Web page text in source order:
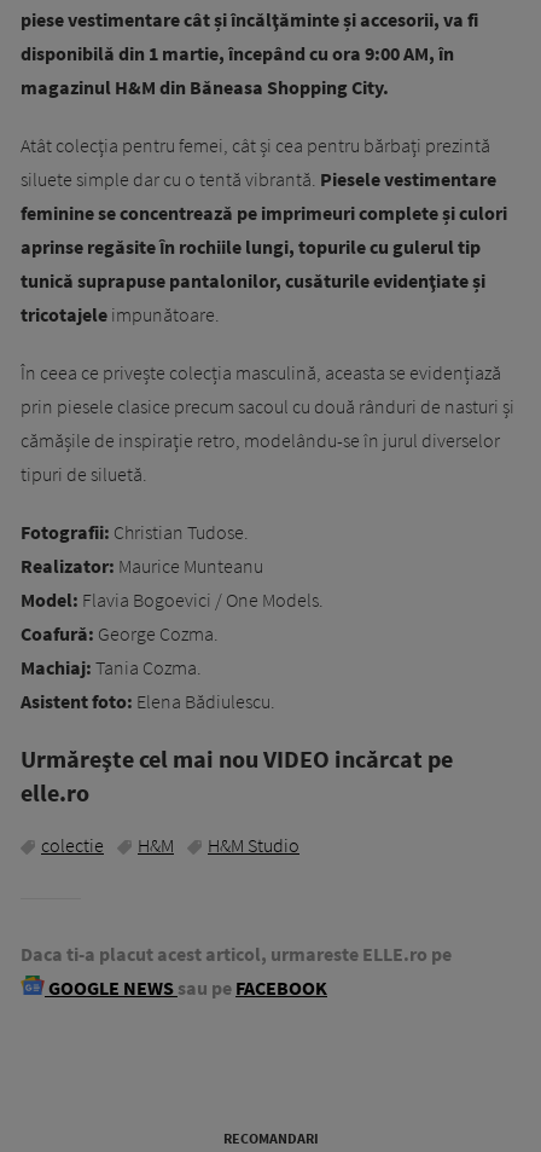
piese vestimentare cât și încălţăminte și accesorii, va fi
disponibilă din 1 martie, începând cu ora 9:00 AM, în
magazinul H&M din Băneasa Shopping City.
Atât colecţia pentru femei, cât și cea pentru bărbaţi prezintă
siluete simple dar cu o tentă vibrantă. Piesele vestimentare
feminine se concentrează pe imprimeuri complete și culori
aprinse regăsite ȋn rochiile lungi, topurile cu gulerul tip
tunică suprapuse pantalonilor, cusăturile evidenţiate și
tricotajele impunătoare.
În ceea ce privește colecția masculină, aceasta se evidențiază
prin piesele clasice precum sacoul cu două rânduri de nasturi și
cămășile de inspiraţie retro, modelându-se în jurul diverselor
tipuri de siluetă.
Fotografii: Christian Tudose.
Realizator: Maurice Munteanu
Model: Flavia Bogoevici / One Models.
Coafură: George Cozma.
Machiaj: Tania Cozma.
Asistent foto: Elena Bădiulescu.
Urmăreşte cel mai nou VIDEO incărcat pe
elle.ro
colectie H&M H&M Studio
Daca ti-a placut acest articol, urmareste ELLE.ro pe
GOOGLE NEWS sau pe FACEBOOK
RECOMANDARI